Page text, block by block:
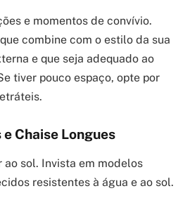
e momentos de convívio.
combine com o estilo da sua
e que seja adequado ao
tiver pouco espaço, opte por
Chaise Longues
sol. Invista em modelos
resistentes à água e ao sol.